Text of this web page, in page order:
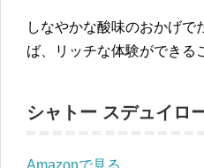
しなやかな酸味のおかげ
ば、リッチな体験ができ
シャトー スデュイロ